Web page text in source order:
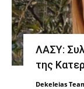
ΛΑΣΥ:
της
Dekeleias